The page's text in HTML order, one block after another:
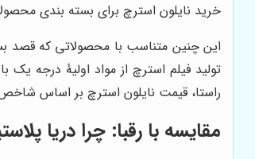
خرید نایلون استرچ برای بسته بندی
این چنین متناسب با محصولاتی که قصد
تولید فیلم استرچ از مواد اولیۀ درجه
راستا، قیمت نایلون استرچ بر اساس
مقایسه با رقبا: چرا دریا